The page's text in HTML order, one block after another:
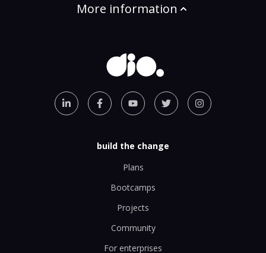
More information
build the change
Plans
Bootcamps
Projects
Community
For enterprises